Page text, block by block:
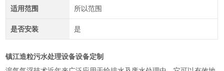
适用范围 所以范围
是否安装 是
镇江造粒污水处理设备设备定制